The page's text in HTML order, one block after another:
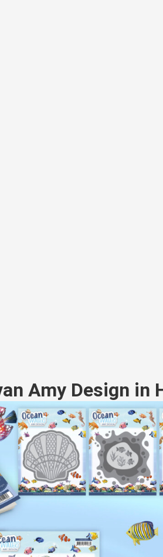
Amy Design in